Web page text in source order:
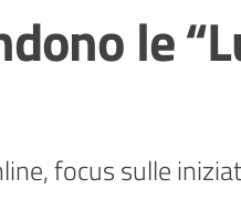
le
focus sulle